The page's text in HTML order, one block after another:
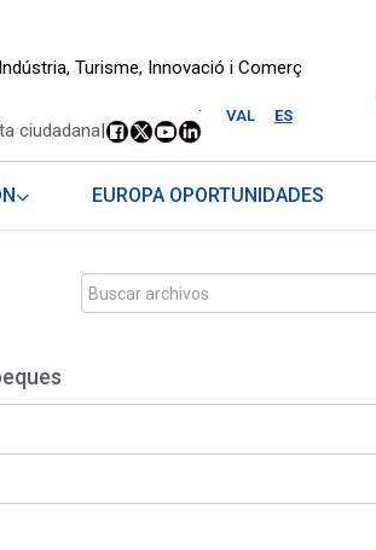
Turisme, Innovació i Comerç
VAL ES
.
ciudadana|
EUROPA OPORTUNIDADES